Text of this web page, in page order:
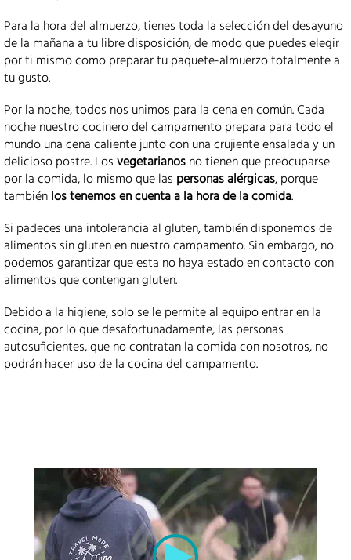
Para la hora del almuerzo, tienes toda la selección del desayuno
de la mañana a tu libre disposición, de modo que puedes elegir
por ti mismo como preparar tu paquete-almuerzo totalmente a
tu gusto.
Por la noche, todos nos unimos para la cena en común. Cada
noche nuestro cocinero del campamento prepara para todo el
mundo una cena caliente junto con una crujiente ensalada y un
delicioso postre. Losvegetarianosno tienen que preocuparse
por la comida, lo mismo que las personas alérgicas, porque
tambiénlos tenemos en cuenta a la hora de la comida.
Si padeces una intolerancia al gluten, también disponemos de
alimentos sin gluten en nuestro campamento. Sin embargo, no
podemos garantizar que esta no haya estado en contacto con
alimentos que contengan gluten.
Debido a la higiene, solo se le permite al equipo entrar en la
cocina, por lo que desafortunadamente, las personas
autosuficientes, que no contratan la comida con nosotros, no
podrán hacer uso de la cocina del campamento.